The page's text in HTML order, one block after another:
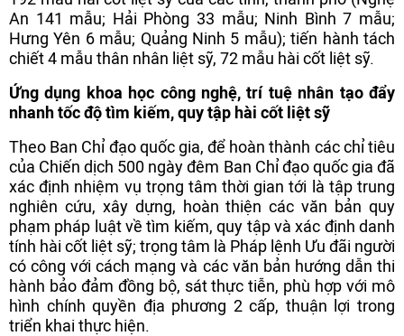
An 141 mẫu; Hải Phòng 33 mẫu; Ninh Bình 7 mẫu;
Hưng Yên 6 mẫu; Quảng Ninh 5 mẫu); tiến hành tách
chiết 4 mẫu thân nhân liệt sỹ, 72 mẫu hài cốt liệt sỹ.
Ứng dụng khoa học công nghệ, trí tuệ nhân tạo đẩy
nhanh tốc độ tìm kiếm, quy tập hài cốt liệt sỹ
Theo Ban Chỉ đạo quốc gia, để hoàn thành các chỉ tiêu
của Chiến dịch 500 ngày đêm Ban Chỉ đạo quốc gia đã
xác định nhiệm vụ trọng tâm thời gian tới là tập trung
nghiên cứu, xây dựng, hoàn thiện các văn bản quy
phạm pháp luật về tìm kiếm, quy tập và xác định danh
tính hài cốt liệt sỹ; trọng tâm là Pháp lệnh Ưu đãi người
có công với cách mạng và các văn bản hướng dẫn thi
hành bảo đảm đồng bộ, sát thực tiễn, phù hợp với mô
hình chính quyền địa phương 2 cấp, thuận lợi trong
triển khai thực hiện.